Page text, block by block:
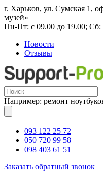
г. Харьков, ул. Сумская 1,
музей»
Пн-Пт: с 09.00 до 19.00;
Новости
Отзывы
Например: ремонт
093 122 25 72
050 720 99 58
098 403 61 51
Заказать обратный звонок